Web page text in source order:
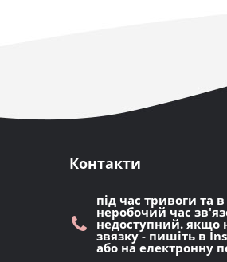
Контакти
під час тривоги та в
неробочий час
недоступний. якщо
звязку - пишіть в
або на електронну